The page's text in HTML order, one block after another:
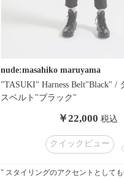
nude:masahiko maruyama
"TASUKI" Harness Belt"Black" /
スベルト"ブラック"
￥22,000 税込
クイックビュー
" スタイリングのアクセントとして